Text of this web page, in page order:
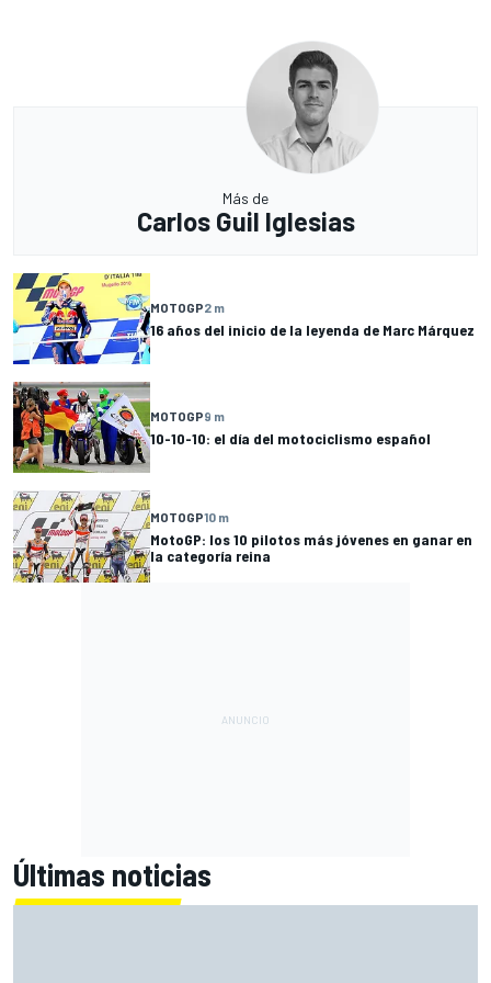
Más de
Carlos Guil Iglesias
MOTOGP2 m
16 años del inicio de la leyenda de Marc Márquez
MOTOGP9 m
10-10-10: el día del motociclismo español
MOTOGP10 m
MotoGP: los 10 pilotos más jóvenes en ganar en
la categoría reina
Últimas noticias